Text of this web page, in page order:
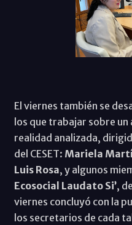
El viernes también se
los que trabajar sobre
realidad analizada,
del CESET: Mariela
Luis Rosa, y algunos
Ecosocial Laudato Si’,
viernes concluyó con la
los secretarios de cada